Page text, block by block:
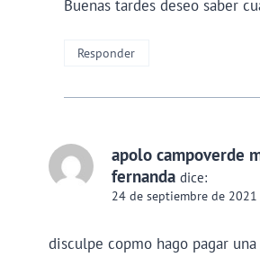
Buenas tardes deseo saber
Responder
apolo campoverde
fernanda dice:
24 de septiembre de
disculpe copmo hago pagar